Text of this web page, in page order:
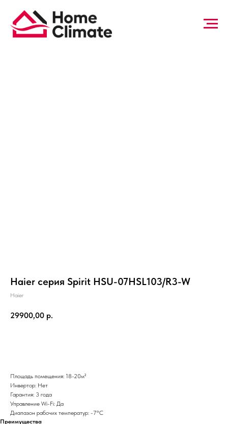
Haier серия Spirit HSU-07HSL103/R3-W
Haier
29900,00 р.
Площадь помещения: 18-20м²
Инвертор: Нет
Гарантия: 3 года
Управление Wi-Fi: Да
Диапазон рабочих температур: -7°С
Преимущества